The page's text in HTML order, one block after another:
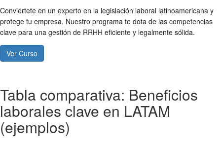
Conviértete en un experto en la legislación laboral latinoamericana y
protege tu empresa. Nuestro programa te dota de las competencias
clave para una gestión de RRHH eficiente y legalmente sólida.
Ver Curso
Tabla comparativa: Beneficios
laborales clave en LATAM
(ejemplos)